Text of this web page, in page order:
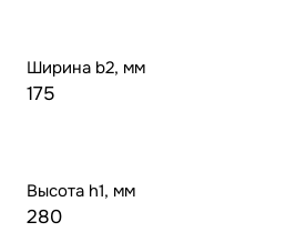
Ширина b2, мм
175
Высота h1, мм
280